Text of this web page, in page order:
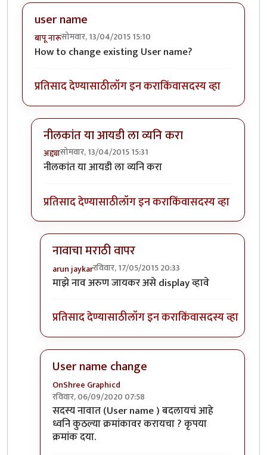
user name
बापू नारूसोमवार, 13/04/2015 15:10
How to change existing User name?
प्रतिसाद देण्यासाठीलॉग इन कराकिंवासदस्य व्हा
नीलकांत या आयडी ला व्यनि करा
अद्द्यासोमवार, 13/04/2015 15:31
In reply touser namebyबापू नारू
नीलकांत या आयडी ला व्यनि करा
प्रतिसाद देण्यासाठीलॉग इन कराकिंवासदस्य व्हा
नावाचा मराठी वापर
arun jaykarरविवार, 17/05/2015 20:33
In reply toनीलकांत या आयडी ला व्यनि करा
माझे नाव अरुण जायकर असे display व्हावे
प्रतिसाद देण्यासाठीलॉग इन कराकिंवासदस्य व्हा
User name change
OnShree Graphicd
रविवार, 06/09/2020 07:58
In reply toनीलकांत या आयडी ला व्यनि करा
सदस्य नावात (User name ) बदलायचं आहे
ध्वनि कुठल्या क्रमांकावर करायचा ? कृपया
क्रमांक दया.